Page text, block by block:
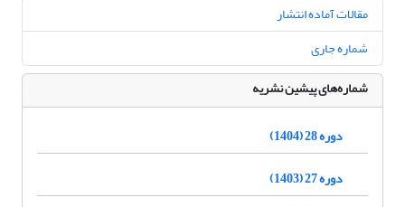
مقالات آماده انتشار
شماره جاری
شماره‌های پیشین نشریه
دوره 28 (1404)
دوره 27 (1403)